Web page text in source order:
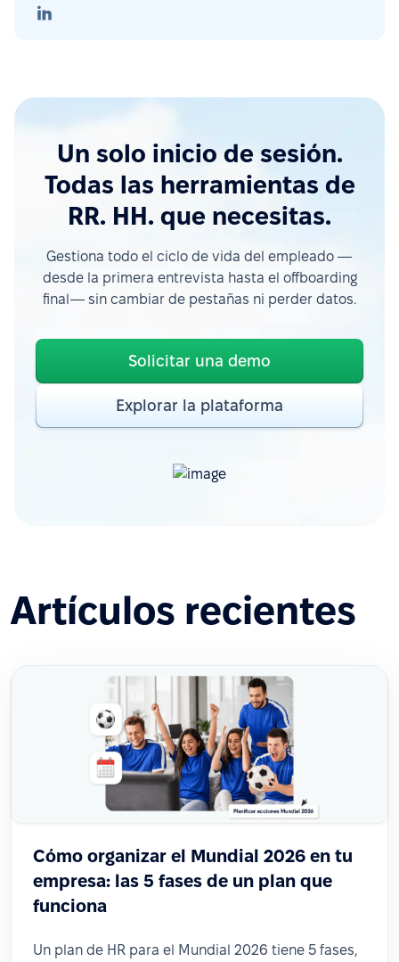
Un solo inicio de sesión.
Todas las herramientas de
RR. HH. que necesitas.
Gestiona todo el ciclo de vida del empleado —
desde la primera entrevista hasta el offboarding
final— sin cambiar de pestañas ni perder datos.
Solicitar una demo
Explorar la plataforma
Artículos recientes
Cómo organizar el Mundial 2026 en tu
empresa: las 5 fases de un plan que
funciona
Un plan de HR para el Mundial 2026 tiene 5 fases,